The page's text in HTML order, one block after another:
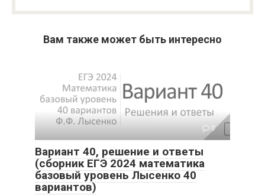
Вам также может быть интересно
0
Вариант 40, решение и ответы
(сборник ЕГЭ 2024 математика
базовый уровень Лысенко 40
вариантов)